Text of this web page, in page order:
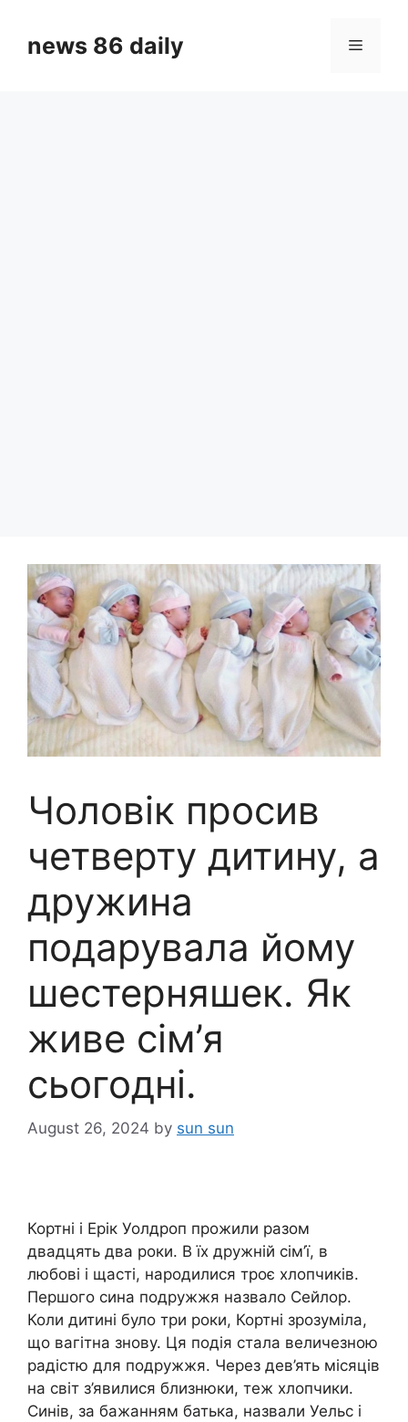
contentnews 86 daily Menu
Чоловік просив
четверту дитину, а
дружина
подарувала йому
шестерняшек. Як
живе сім’я
сьогодні.
August 26, 2024 by sun sun
Кортні і Ерік Уолдроп прожили разом
двадцять два роки. В їх дружній сім’ї, в
любові і щасті, народилися троє хлопчиків.
Першого сина подружжя назвало Сейлор.
Коли дитині було три роки, Кортні зрозуміла,
що вагітна знову. Ця подія стала величезною
радістю для подружжя. Через дев’ять місяців
на світ з’явилися близнюки, теж хлопчики.
Синів, за бажанням батька, назвали Уельс і